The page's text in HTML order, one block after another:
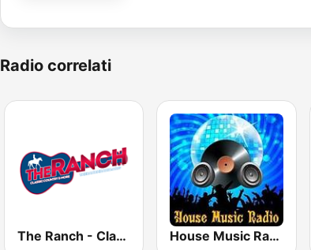
Radio correlati
The Ranch - Classic Country House Music Radio